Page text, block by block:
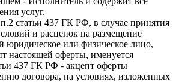
услуг.
статьи 437 ГК РФ, в случае принятия
и расценок на размещение
юридическое или физическое лицо,
настоящей оферты, именуется
437 ГК РФ - акцепт оферты
договора, на условиях, изложенных